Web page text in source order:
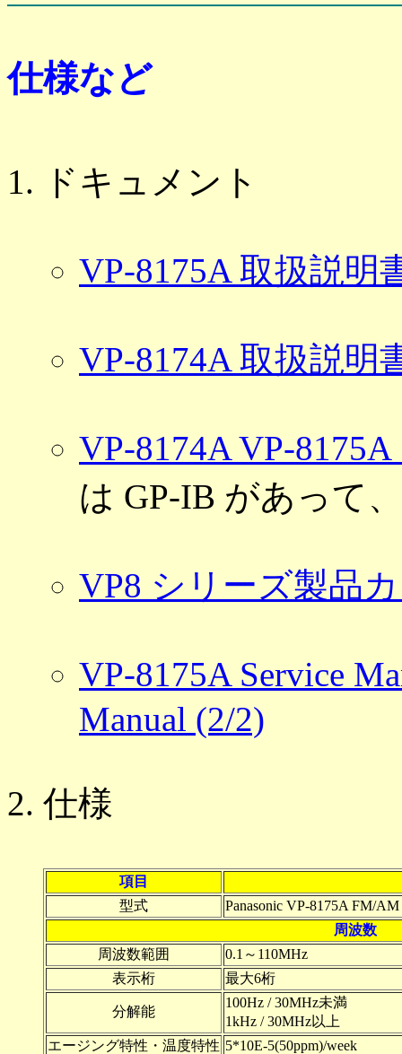
仕様など
ドキュメント
VP-8175A 取扱説明
VP-8174A 取扱説明
VP-8174A VP-
は GP-IB があって
VP8 シリーズ製品
VP-8175A Service
Manual (2/2)
仕様
項目
型式
Panasonic VP-8175A FM/AM
周波数
周波数範囲
0.1～110MHz
表示桁
最大6桁
分解能
100Hz / 30MHz未満
1kHz / 30MHz以上
エージング特性・温度特性 5*10E-5(50ppm)/week